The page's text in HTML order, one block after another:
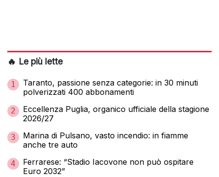
🔥 Le più lette
1
Taranto, passione senza categorie: in 30 minuti
polverizzati 400 abbonamenti
2
Eccellenza Puglia, organico ufficiale della stagione
2026/27
3
Marina di Pulsano, vasto incendio: in fiamme
anche tre auto
4
Ferrarese: “Stadio Iacovone non può ospitare
Euro 2032”